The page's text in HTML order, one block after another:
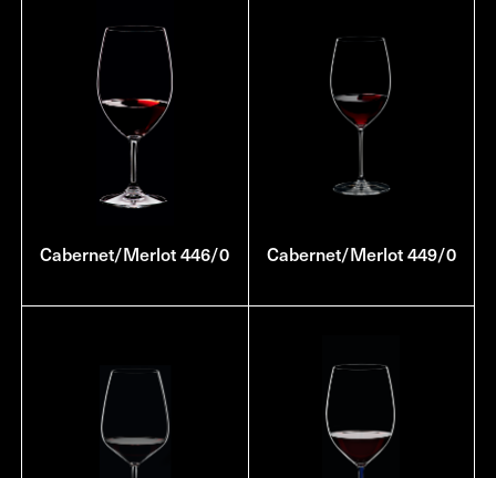
Cabernet/Merlot 446/0 Cabernet/Merlot 449/0